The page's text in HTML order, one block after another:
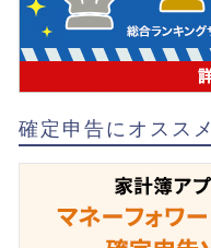
確定申告にオススメ